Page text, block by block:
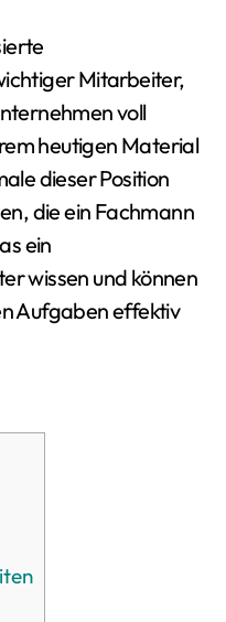
Mitarbeiter,
voll
heutigen Material
dieser Position
die ein Fachmann
ein
wissen und können
Aufgaben effektiv